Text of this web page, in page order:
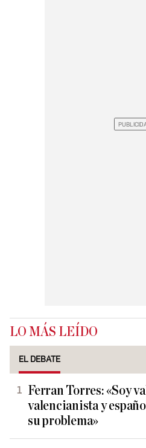
LO MÁS LEÍDO
EL DEBATE
Ferran Torres: «Soy
valencianista y
su problema»